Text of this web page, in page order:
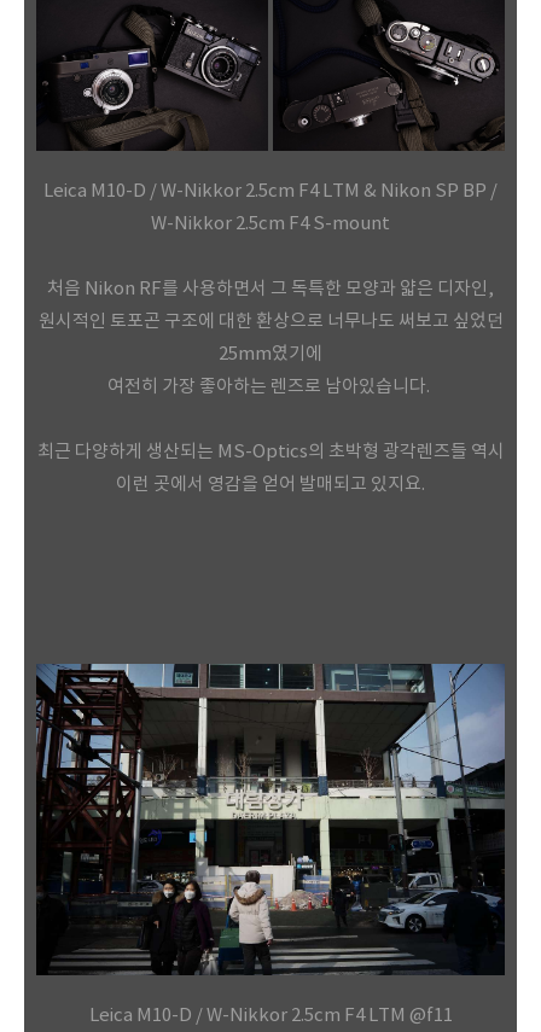
Leica M10-D / W-Nikkor 2.5cm F4 LTM & Nikon SP BP /
W-Nikkor 2.5cm F4 S-mount
처음 Nikon RF를 사용하면서 그 독특한 모양과 얇은 디자인,
원시적인 토포곤 구조에 대한 환상으로 너무나도 써보고 싶었던
25mm였기에
여전히 가장 좋아하는 렌즈로 남아있습니다.
최근 다양하게 생산되는 MS-Optics의 초박형 광각렌즈들 역시
이런 곳에서 영감을 얻어 발매되고 있지요.
Leica M10-D / W-Nikkor 2.5cm F4 LTM @f11